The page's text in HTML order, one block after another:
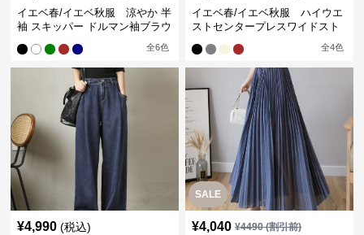
イエベ春/イエベ秋服 涼やか 半
袖 スキッパー ドルマン袖ブラウ
全6色
イエベ春/イエベ秋服 ハイウエ
ストセンタープレスワイドスト
全4色
¥4,990 (税込)
SALE
¥4,040 ¥4490(割引前)